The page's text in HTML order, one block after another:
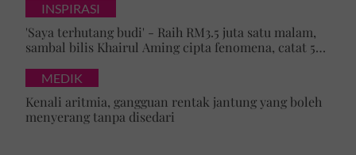
INSPIRASI
'Saya terhutang budi' - Raih RM3.5 juta satu malam,
sambal bilis Khairul Aming cipta fenomena, catat 5
MEDIK
Kenali aritmia, gangguan rentak jantung yang boleh
menyerang tanpa disedari